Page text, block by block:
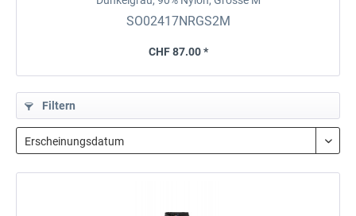
SO02417NRGS2M
CHF 87.00 *
Filtern